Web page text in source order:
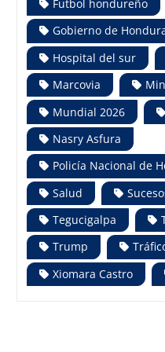
Futbol hondureño
Gobierno de
Hospital del sur
Marcovia
Mundial 2026
Nasry Asfura
Policía Nacional de
Salud
Tegucigalpa
Trump
Xiomara Castro